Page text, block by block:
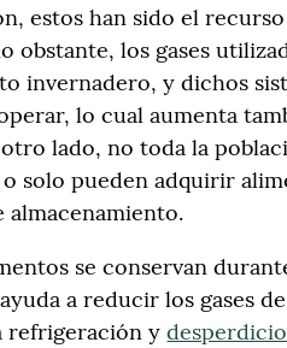
estos han sido el
obstante, los gases
invernadero, y dichos
lo cual aumenta
lado, no toda la
solo pueden adquirir
almacenamiento.
se conservan
a reducir los gases
refrigeración y